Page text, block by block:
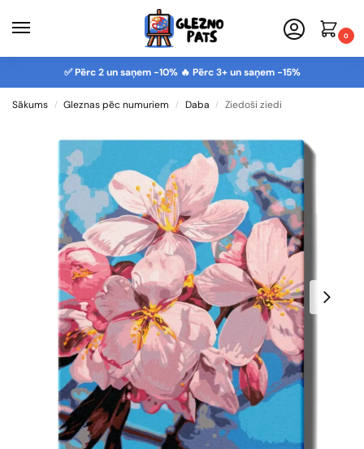
0
✅ Pērc 2 un saņem -10% 🔥 Pērc 3+ un saņem -15%
Sākums / Gleznas pēc numuriem / Daba / Ziedoši ziedi